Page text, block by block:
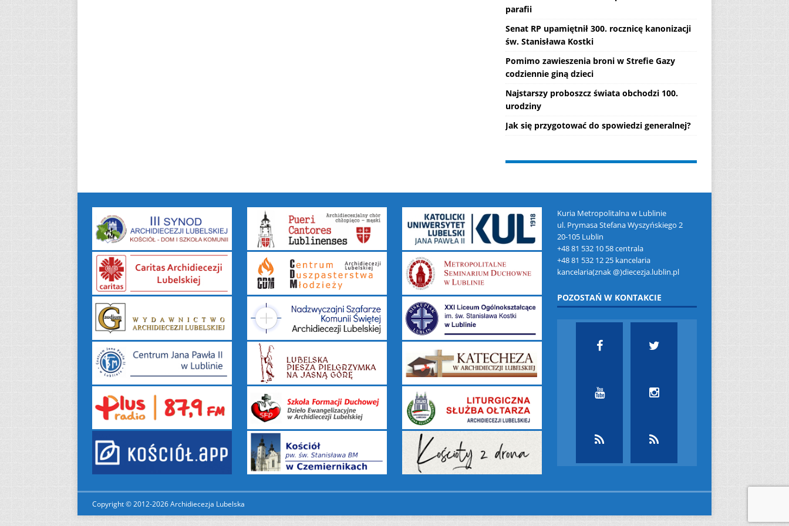
parafii
Senat RP upamiętnił 300. rocznicę kanonizacji
św. Stanisława Kostki
Pomimo zawieszenia broni w Strefie Gazy
codziennie giną dzieci
Najstarszy proboszcz świata obchodzi 100.
urodziny
Jak się przygotować do spowiedzi generalnej?
Kuria Metropolitalna w Lublinie
ul. Prymasa Stefana Wyszyńskiego 2
20-105 Lublin
+48 81 532 10 58 centrala
+48 81 532 12 25 kancelaria
kancelaria(znak @)diecezja.lublin.pl
POZOSTAŃ W KONTAKCIE
Copyright © 2012-2026 Archidiecezja Lubelska